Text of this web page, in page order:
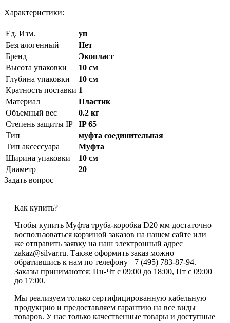
Характеристики:
Ед. Изм.
уп
Безгалогенный
Нет
Бренд
Экопласт
Высота упаковки
10 см
Глубина упаковки
10 см
Кратность поставки 1
Материал
Пластик
Объемный вес
0.2 кг
Степень защиты IP
IP 65
Тип
муфта соединительная
Тип аксессуара
Муфта
Ширина упаковки
10 см
Диаметр
20
Задать вопрос
Как купить?
Чтобы купить Муфта труба-коробка D20 мм достаточно
воспользоваться корзиной заказов на нашем сайте или
же отправить заявку на наш электронный адрес
zakaz@silvar.ru. Также оформить заказ можно
обратившись к нам по телефону +7 (495) 783-87-94.
Заказы принимаются: Пн-Чт с 09:00 до 18:00, Пт с 09:00
до 17:00.
Мы реализуем только сертифицированную кабельную
продукцию и предоставляем гарантию на все виды
товаров. У нас только качественные товары и доступные